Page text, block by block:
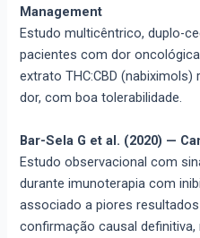
Management
Estudo multicêntrico, duplo-
pacientes com dor
extrato THC:CBD
dor, com boa tolerabilidade.
Bar-Sela G et al. (2020) —
Estudo observacional com
durante imunoterapia com
associado a piores
confirmação causal